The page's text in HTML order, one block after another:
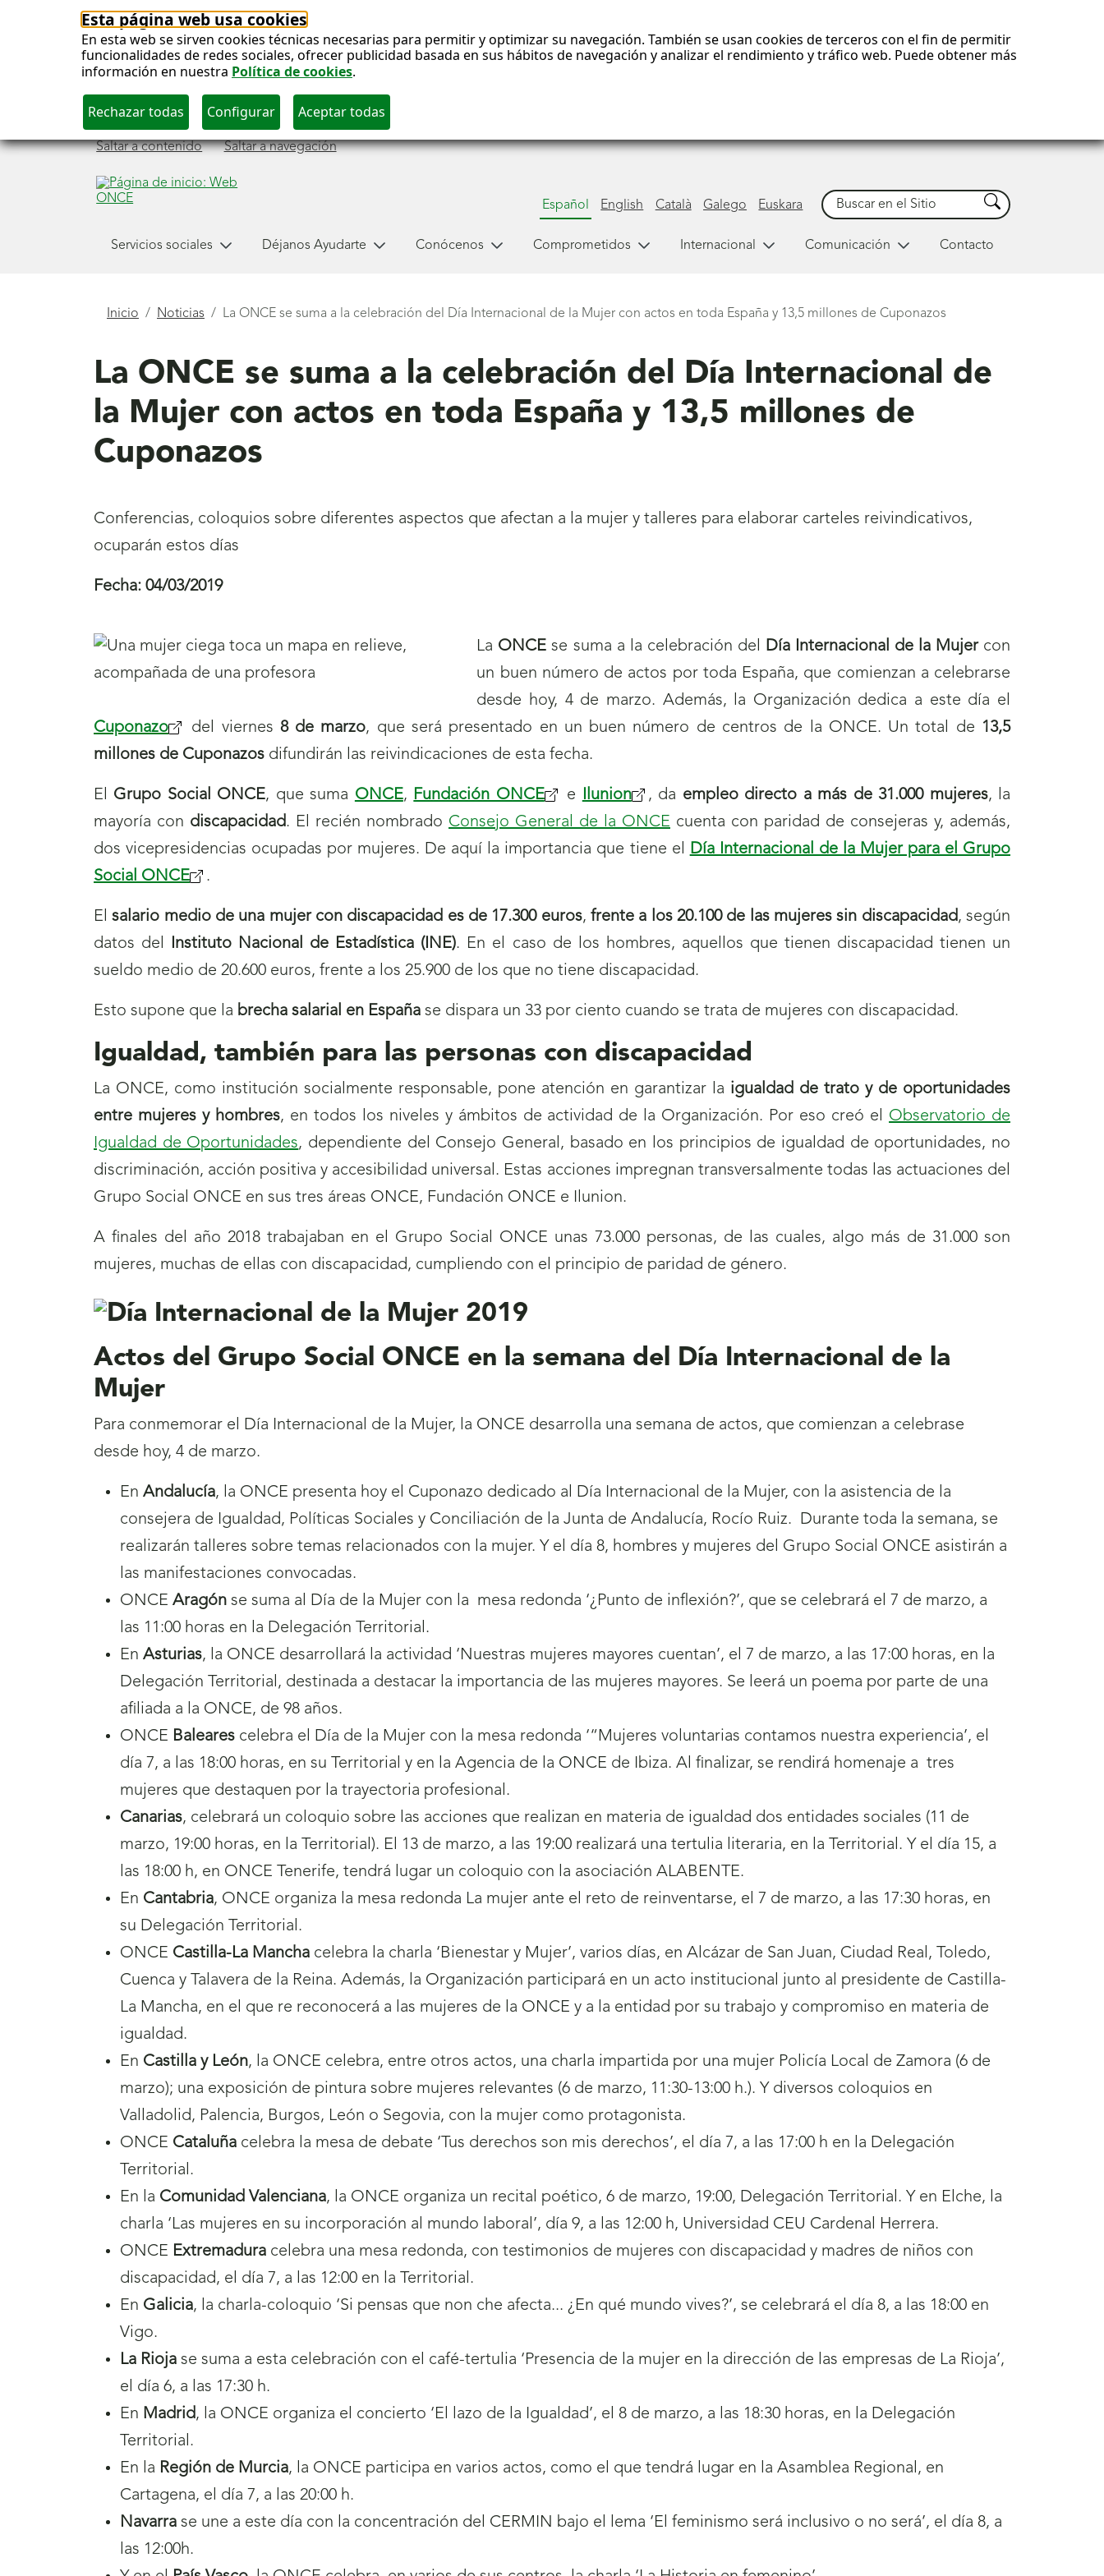
Esta página web usa cookies
En esta web se sirven cookies técnicas necesarias para permitir y optimizar su navegación. También se usan cookies de terceros con el fin de permitir
funcionalidades de redes sociales, ofrecer publicidad basada en sus hábitos de navegación y analizar el rendimiento y tráfico web. Puede obtener más
información en nuestra Política de cookies.
Saltar a contenido Saltar a navegación
Español English Català Galego Euskara
Buscar Buscar
Servicios sociales Déjanos Ayudarte Conócenos Comprometidos Internacional Comunicación Contacto
Está
Inicio Noticias La ONCE se suma a la celebración del Día Internacional de la Mujer con actos en toda España y 13,5 millones de Cuponazos
La ONCE se suma a la celebración del Día Internacional de
la Mujer con actos en toda España y 13,5 millones de
Cuponazos
Conferencias, coloquios sobre diferentes aspectos que afectan a la mujer y talleres para elaborar carteles reivindicativos,
ocuparán estos días
Fecha: 04/03/2019
La ONCE se suma a la celebración del Día Internacional de la Mujercon
un buen número de actos por toda España, que comienzan a celebrarse
desde hoy, 4 de marzo. Además, la Organización dedica a este día el
Cuponazo
del viernes 8 de marzo, que será presentado en un buen número de centros de la ONCE. Un total de 13,5
millones de Cuponazos difundirán las reivindicaciones de esta fecha.
El Grupo Social ONCE, que suma ONCE, Fundación ONCE e Ilunion , da empleo directo a más de 31.000 mujeres, la
mayoría con discapacidad. El recién nombrado Consejo General de la ONCE cuenta con paridad de consejeras y, además,
dos vicepresidencias ocupadas por mujeres. De aquí la importancia que tiene el Día Internacional de la Mujer para el Grupo
Social ONCE
.
Elsalario medio de una mujer con discapacidad es de 17.300 euros, frente a los 20.100 de las mujeres sin discapacidad, según
datos del Instituto Nacional de Estadística (INE). En el caso de los hombres, aquellos que tienen discapacidad tienen un
sueldo medio de 20.600 euros, frente a los 25.900 de los que no tiene discapacidad.
Esto supone que la brecha salarial en España se dispara un 33 por ciento cuando se trata de mujeres con discapacidad.
Igualdad, también para las personas con discapacidad
La ONCE, como institución socialmente responsable, pone atención en garantizar la igualdad de trato y de oportunidades
entre mujeres y hombres, en todos los niveles y ámbitos de actividad de la Organización. Por eso creó el Observatorio de
Igualdad de Oportunidades, dependiente del Consejo General, basado en los principios de igualdad de oportunidades, no
discriminación, acción positiva y accesibilidad universal. Estas acciones impregnan transversalmente todas las actuaciones del
Grupo Social ONCE en sus tres áreas ONCE, Fundación ONCE e Ilunion.
A finales del año 2018 trabajaban en el Grupo Social ONCE unas 73.000 personas, de las cuales, algo más de 31.000 son
mujeres, muchas de ellas con discapacidad, cumpliendo con el principio de paridad de género.
Actos del Grupo Social ONCE en la semana del Día Internacional de la
Mujer
Para conmemorar el Día Internacional de la Mujer, la ONCE desarrolla una semana de actos, que comienzan a celebrase
desde hoy, 4 de marzo.
En Andalucía, la ONCE presenta hoy el Cuponazo dedicado al Día Internacional de la Mujer, con la asistencia de la
consejera de Igualdad, Políticas Sociales y Conciliación de la Junta de Andalucía, Rocío Ruiz. Durante toda la semana, se
realizarán talleres sobre temas relacionados con la mujer. Y el día 8, hombres y mujeres del Grupo Social ONCE asistirán a
las manifestaciones convocadas.
ONCE Aragón se suma al Día de la Mujer con la mesa redonda ‘¿Punto de inflexión?’, que se celebrará el 7 de marzo, a
las 11:00 horas en la Delegación Territorial.
En Asturias, la ONCE desarrollará la actividad ‘Nuestras mujeres mayores cuentan’, el 7 de marzo, a las 17:00 horas, en la
Delegación Territorial, destinada a destacar la importancia de las mujeres mayores. Se leerá un poema por parte de una
afiliada a la ONCE, de 98 años.
ONCE Baleares celebra el Día de la Mujer con la mesa redonda ‘“Mujeres voluntarias contamos nuestra experiencia’, el
día 7, a las 18:00 horas, en su Territorial y en la Agencia de la ONCE de Ibiza. Al finalizar, se rendirá homenaje a tres
mujeres que destaquen por la trayectoria profesional.
Canarias, celebrará un coloquio sobre las acciones que realizan en materia de igualdad dos entidades sociales (11 de
marzo, 19:00 horas, en la Territorial). El 13 de marzo, a las 19:00 realizará una tertulia literaria, en la Territorial. Y el día 15, a
las 18:00 h, en ONCE Tenerife, tendrá lugar un coloquio con la asociación ALABENTE.
En Cantabria, ONCE organiza la mesa redonda La mujer ante el reto de reinventarse, el 7 de marzo, a las 17:30 horas, en
su Delegación Territorial.
ONCE Castilla-La Mancha celebra la charla ‘Bienestar y Mujer’, varios días, en Alcázar de San Juan, Ciudad Real, Toledo,
Cuenca y Talavera de la Reina. Además, la Organización participará en un acto institucional junto al presidente de Castilla-
La Mancha, en el que re reconocerá a las mujeres de la ONCE y a la entidad por su trabajo y compromiso en materia de
igualdad.
En Castilla y León, la ONCE celebra, entre otros actos, una charla impartida por una mujer Policía Local de Zamora (6 de
marzo); una exposición de pintura sobre mujeres relevantes (6 de marzo, 11:30-13:00 h.). Y diversos coloquios en
Valladolid, Palencia, Burgos, León o Segovia, con la mujer como protagonista.
ONCE Cataluña celebra la mesa de debate ‘Tus derechos son mis derechos’, el día 7, a las 17:00 h en la Delegación
Territorial.
En la Comunidad Valenciana, la ONCE organiza un recital poético, 6 de marzo, 19:00, Delegación Territorial. Y en Elche, la
charla ‘Las mujeres en su incorporación al mundo laboral’, día 9, a las 12:00 h, Universidad CEU Cardenal Herrera.
ONCE Extremadura celebra una mesa redonda, con testimonios de mujeres con discapacidad y madres de niños con
discapacidad, el día 7, a las 12:00 en la Territorial.
En Galicia, la charla-coloquio ‘Si pensas que non che afecta... ¿En qué mundo vives?’, se celebrará el día 8, a las 18:00 en
Vigo.
La Rioja se suma a esta celebración con el café-tertulia ‘Presencia de la mujer en la dirección de las empresas de La Rioja’,
el día 6, a las 17:30 h.
En Madrid, la ONCE organiza el concierto ‘El lazo de la Igualdad’, el 8 de marzo, a las 18:30 horas, en la Delegación
Territorial.
En la Región de Murcia, la ONCE participa en varios actos, como el que tendrá lugar en la Asamblea Regional, en
Cartagena, el día 7, a las 20:00 h.
Navarra se une a este día con la concentración del CERMIN bajo el lema ‘El feminismo será inclusivo o no será’, el día 8, a
las 12:00h.